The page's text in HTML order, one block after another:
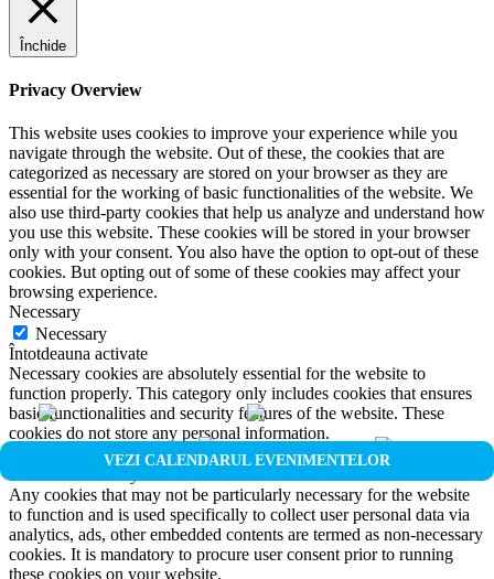
VEZI CALENDARUL EVENIMENTELOR
Închide
Privacy Overview
This website uses cookies to improve your experience while you
navigate through the website. Out of these, the cookies that are
categorized as necessary are stored on your browser as they are
essential for the working of basic functionalities of the website. We
also use third-party cookies that help us analyze and understand how
you use this website. These cookies will be stored in your browser
only with your consent. You also have the option to opt-out of these
cookies. But opting out of some of these cookies may affect your
browsing experience.
Necessary
Necessary
Întotdeauna activate
Necessary cookies are absolutely essential for the website to
function properly. This category only includes cookies that ensures
basic functionalities and security features of the website. These
cookies do not store any personal information.
Non-necessary
Any cookies that may not be particularly necessary for the website
to function and is used specifically to collect user personal data via
analytics, ads, other embedded contents are termed as non-necessary
cookies. It is mandatory to procure user consent prior to running
these cookies on your website.